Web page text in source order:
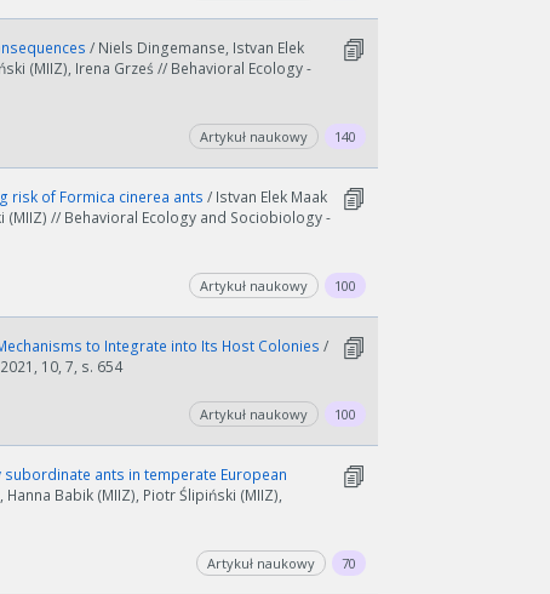
/ Niels Dingemanse, Istvan Elek
(MIIZ), Irena Grześ // Behavioral Ecology -
Artykuł naukowy 140
risk of Formica cinerea ants / Istvan Elek Maak
(MIIZ) // Behavioral Ecology and Sociobiology -
Artykuł naukowy 100
to Integrate into Its Host Colonies /
10, 7, s. 654
Artykuł naukowy 100
ants in temperate European
Babik (MIIZ), Piotr Ślipiński (MIIZ),
Artykuł naukowy 70